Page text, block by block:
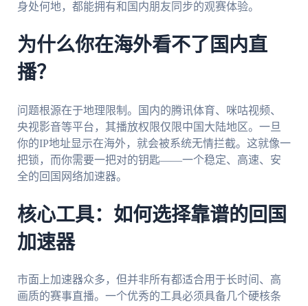
身处何地，都能拥有和国内朋友同步的观赛体验。
为什么你在海外看不了国内直
播？
问题根源在于地理限制。国内的腾讯体育、咪咕视频、
央视影音等平台，其播放权限仅限中国大陆地区。一旦
你的IP地址显示在海外，就会被系统无情拦截。这就像一
把锁，而你需要一把对的钥匙——一个稳定、高速、安
全的回国网络加速器。
核心工具：如何选择靠谱的回国
加速器
市面上加速器众多，但并非所有都适合用于长时间、高
画质的赛事直播。一个优秀的工具必须具备几个硬核条